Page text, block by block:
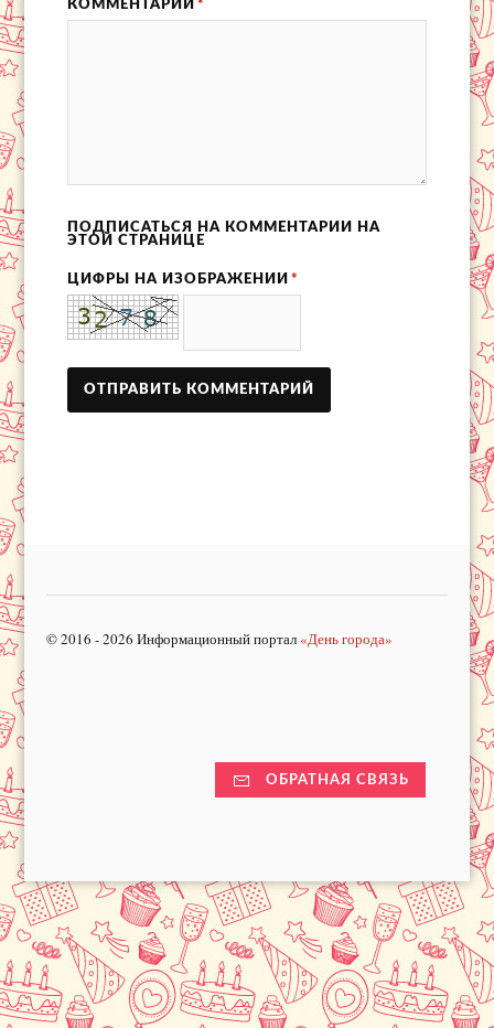
КОММЕНТАРИЙ *
ПОДПИСАТЬСЯ НА КОММЕНТАРИИ НА
ЭТОЙ СТРАНИЦЕ
ЦИФРЫ НА ИЗОБРАЖЕНИИ *
© 2016 - 2026 Информационный портал «День города»
ОБРАТНАЯ СВЯЗЬ